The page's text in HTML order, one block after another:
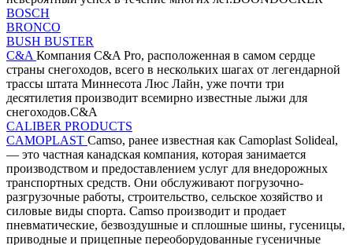
BOSCH
BRONCO
BUSH BUSTER
C&A Компания C&A Pro, расположенная в самом сердце
страны снегоходов, всего в нескольких шагах от легендарной
трассы штата Миннесота Люс Лайн, уже почти три
десятилетия производит всемирно известные лыжи для
снегоходов.C&A
CALIBER PRODUCTS
CAMOPLAST Camso, ранее известная как Camoplast Solideal,
— это частная канадская компания, которая занимается
производством и предоставлением услуг для внедорожных
транспортных средств. Они обслуживают погрузочно-
разгрузочные работы, строительство, сельское хозяйство и
силовые виды спорта. Camso производит и продает
пневматические, безвоздушные и сплошные шины, гусеницы,
приводные и прицепные переоборудованные гусеничные